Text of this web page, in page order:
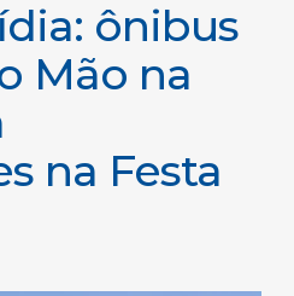
ônibus
Mão na
na Festa